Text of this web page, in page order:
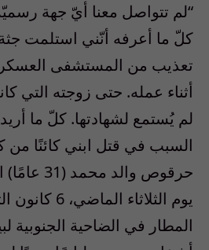
“لم تتواصل معنا أيّ جهة
كلّ ما أعرفه أنّني استلمت جثة
تعذيب من المستشفى
أثناء عمله. حتى زوجته التي
لم يُستمع لشهادتها. كلّ ما
السبب في قتل ابني كائنًا من
حرقوص
يوم الثلاثاء
المطار في الضاحية الجنوبية